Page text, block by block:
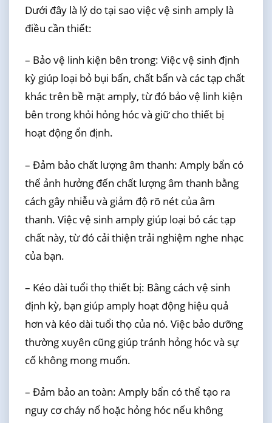
Dưới đây là lý do tại sao việc vệ sinh amply là
điều cần thiết:
– Bảo vệ linh kiện bên trong: Việc vệ sinh định
kỳ giúp loại bỏ bụi bẩn, chất bẩn và các tạp chất
khác trên bề mặt amply, từ đó bảo vệ linh kiện
bên trong khỏi hỏng hóc và giữ cho thiết bị
hoạt động ổn định.
– Đảm bảo chất lượng âm thanh: Amply bẩn có
thể ảnh hưởng đến chất lượng âm thanh bằng
cách gây nhiễu và giảm độ rõ nét của âm
thanh. Việc vệ sinh amply giúp loại bỏ các tạp
chất này, từ đó cải thiện trải nghiệm nghe nhạc
của bạn.
– Kéo dài tuổi thọ thiết bị: Bằng cách vệ sinh
định kỳ, bạn giúp amply hoạt động hiệu quả
hơn và kéo dài tuổi thọ của nó. Việc bảo dưỡng
thường xuyên cũng giúp tránh hỏng hóc và sự
cố không mong muốn.
– Đảm bảo an toàn: Amply bẩn có thể tạo ra
nguy cơ cháy nổ hoặc hỏng hóc nếu không